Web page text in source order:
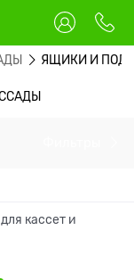
ЯЩИКИ И
кассет и